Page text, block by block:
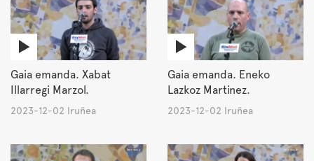
Gaia emanda. Xabat
Illarregi Marzol.
2023-12-02 Iruñea
Gaia emanda. Eneko
Lazkoz Martinez.
2023-12-02 Iruñea